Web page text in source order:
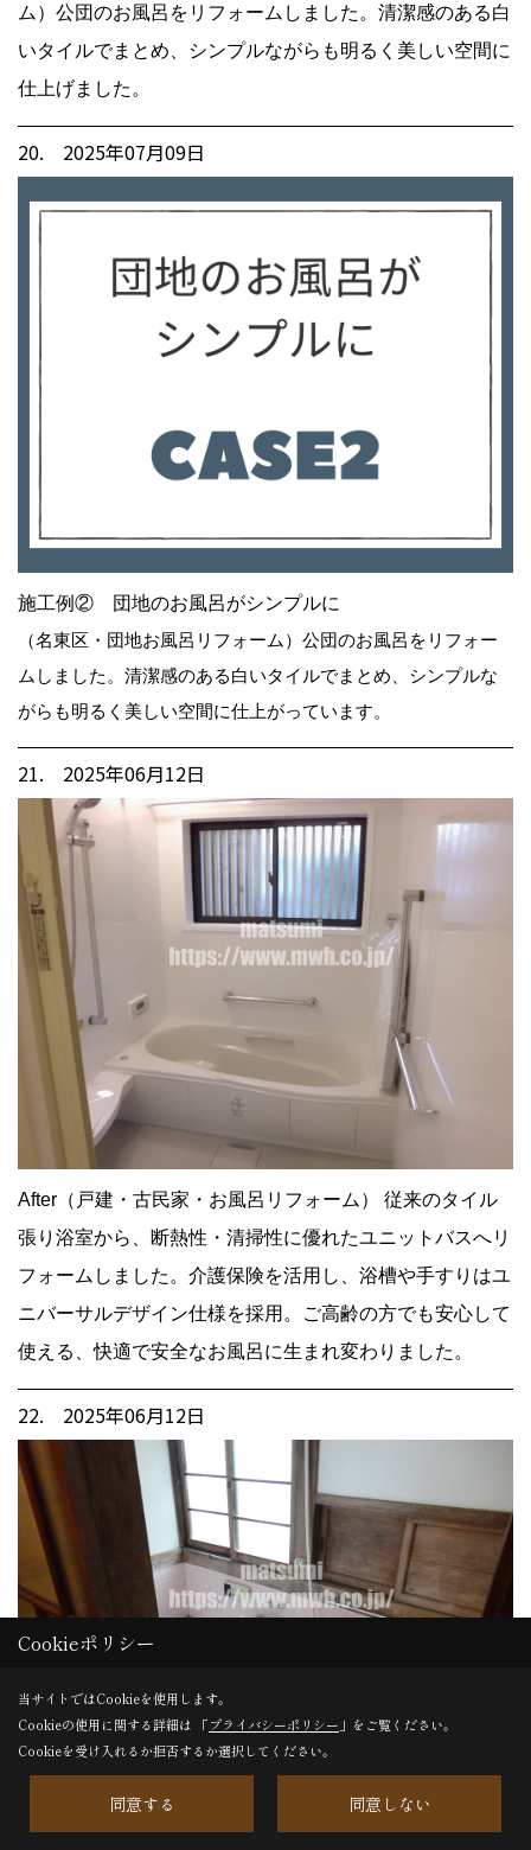
ム）公団のお風呂をリフォームしました。清潔感のある白
いタイルでまとめ、シンプルながらも明るく美しい空間に
仕上げました。
20. 2025年07月09日
施工例② 団地のお風呂がシンプルに
（名東区・団地お風呂リフォーム）公団のお風呂をリフォー
ムしました。清潔感のある白いタイルでまとめ、シンプルな
がらも明るく美しい空間に仕上がっています。
21. 2025年06月12日
After（戸建・古民家・お風呂リフォーム） 従来のタイル
張り浴室から、断熱性・清掃性に優れたユニットバスへリ
フォームしました。介護保険を活用し、浴槽や手すりはユ
ニバーサルデザイン仕様を採用。ご高齢の方でも安心して
使える、快適で安全なお風呂に生まれ変わりました。
22. 2025年06月12日
Cookieポリシー
当サイトではCookieを使用します。
Cookieの使用に関する詳細は 「プライバシーポリシー 」をご覧ください。
Cookieを受け入れるか拒否するか選択してください。
同意する 同意しない